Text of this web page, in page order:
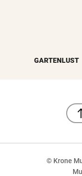
GARTENLUST
© Krone